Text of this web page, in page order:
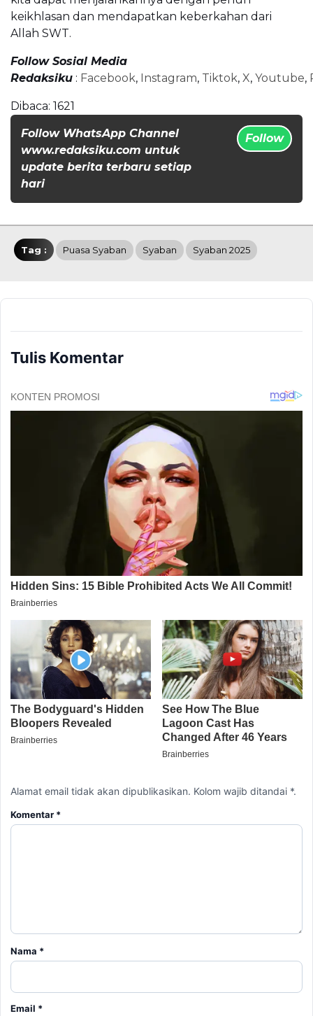
keikhlasan dan mendapatkan keberkahan dari
Allah SWT.
Follow Sosial Media
Redaksiku : Facebook, Instagram, Tiktok, X, Youtube,
Dibaca: 1621
Follow WhatsApp Channel
www.redaksiku.com untuk
update berita terbaru setiap
hari
Follow
Tag : Puasa Syaban Syaban Syaban 2025
Tulis Komentar
Alamat email tidak akan dipublikasikan. Kolom wajib ditandai *.
Komentar *
Nama *
Email *